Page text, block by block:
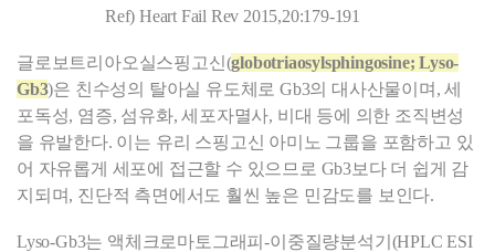
Ref) Heart Fail Rev 2015,20:179-191
글로보트리아오실스핑고신(globotriaosylsphingosine; Lyso-
Gb3)은 친수성의 탈아실 유도체로 Gb3의 대사산물이며, 세
포독성, 염증, 섬유화, 세포자멸사, 비대 등에 의한 조직변성
을 유발한다. 이는 유리 스핑고신 아미노 그룹을 포함하고 있
어 자유롭게 세포에 접근할 수 있으므로 Gb3보다 더 쉽게 감
지되며, 진단적 측면에서도 훨씬 높은 민감도를 보인다.
Lyso-Gb3는 액체크로마토그래피-이중질량분석기(HPLC ESI